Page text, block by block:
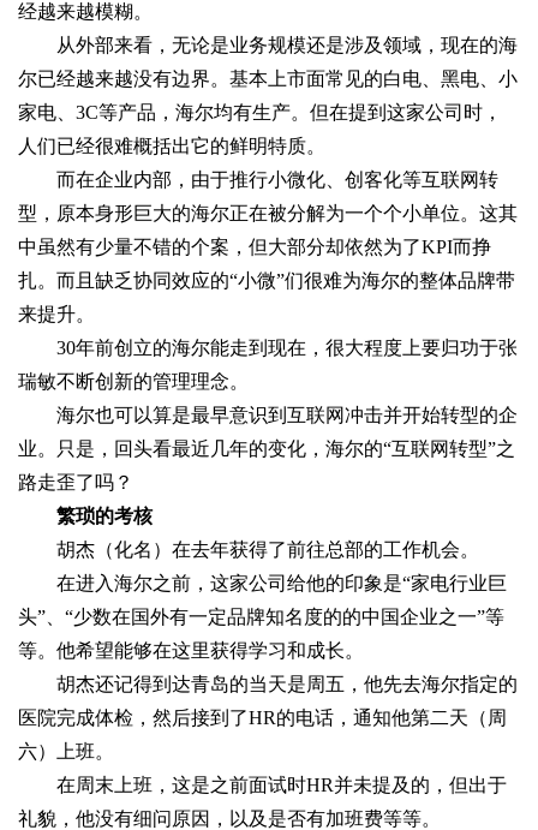
经越来越模糊。
从外部来看，无论是业务规模还是涉及领域，现在的海
尔已经越来越没有边界。基本上市面常见的白电、黑电、小
家电、3C等产品，海尔均有生产。但在提到这家公司时，
人们已经很难概括出它的鲜明特质。
而在企业内部，由于推行小微化、创客化等互联网转
型，原本身形巨大的海尔正在被分解为一个个小单位。这其
中虽然有少量不错的个案，但大部分却依然为了KPI而挣
扎。而且缺乏协同效应的“小微”们很难为海尔的整体品牌带
来提升。
30年前创立的海尔能走到现在，很大程度上要归功于张
瑞敏不断创新的管理理念。
海尔也可以算是最早意识到互联网冲击并开始转型的企
业。只是，回头看最近几年的变化，海尔的“互联网转型”之
路走歪了吗？
繁琐的考核
胡杰（化名）在去年获得了前往总部的工作机会。
在进入海尔之前，这家公司给他的印象是“家电行业巨
头”、“少数在国外有一定品牌知名度的的中国企业之一”等
等。他希望能够在这里获得学习和成长。
胡杰还记得到达青岛的当天是周五，他先去海尔指定的
医院完成体检，然后接到了HR的电话，通知他第二天（周
六）上班。
在周末上班，这是之前面试时HR并未提及的，但出于
礼貌，他没有细问原因，以及是否有加班费等等。